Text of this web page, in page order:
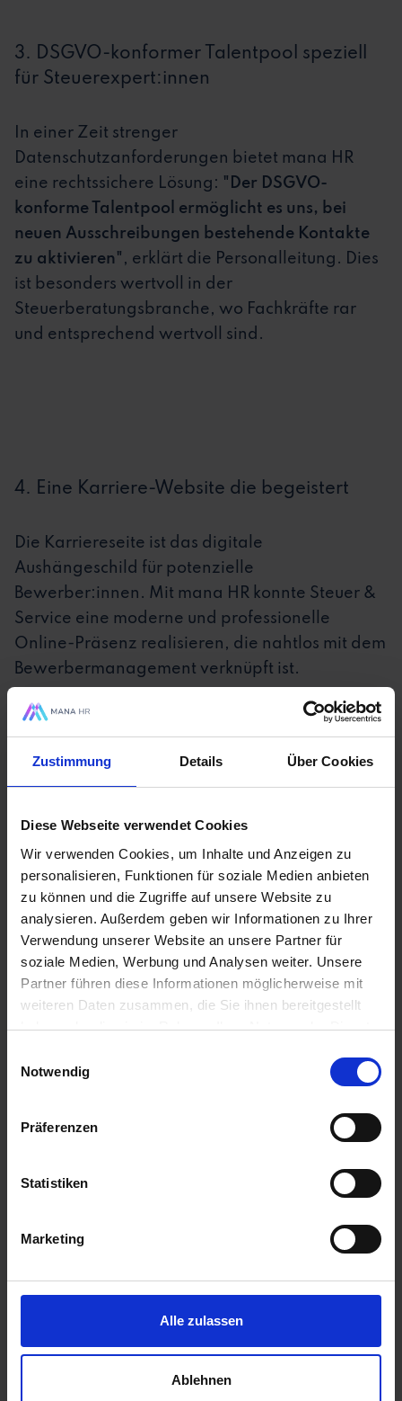
Zustimmung Details Über Cookies
Diese Webseite verwendet Cookies
Wir verwenden Cookies, um Inhalte und Anzeigen zu
personalisieren, Funktionen für soziale Medien anbieten
zu können und die Zugriffe auf unsere Website zu
analysieren. Außerdem geben wir Informationen zu Ihrer
Verwendung unserer Website an unsere Partner für
soziale Medien, Werbung und Analysen weiter. Unsere
Partner führen diese Informationen möglicherweise mit
weiteren Daten zusammen, die Sie ihnen bereitgestellt
haben oder die sie im Rahmen Ihrer Nutzung der Dienste
Notwendig
Präferenzen
Statistiken
Marketing
Alle zulassen
Ablehnen
3. DSGVO-konformer Talentpool speziell
für Steuerexpert:innen
In einer Zeit strenger
Datenschutzanforderungen bietet mana HR
eine rechtssichere Lösung: "Der DSGVO-
konforme Talentpool ermöglicht es uns, bei
neuen Ausschreibungen bestehende Kontakte
zu aktivieren" , erklärt die Personalleitung. Dies
ist besonders wertvoll in der
Steuerberatungsbranche, wo Fachkräfte rar
und entsprechend wertvoll sind.
4. Eine Karriere-Website die begeistert
Die Karriereseite ist das digitale
Aushängeschild für potenzielle
Bewerber:innen. Mit mana HR konnte Steuer &
Service eine moderne und professionelle
Online-Präsenz realisieren, die nahtlos mit dem
Bewerbermanagement verknüpft ist.
Ergebnisse der Digitalisierung im
Recruiting
Die Einführung von mana HR hat für die Wiener
Steuerberatungskanzlei messbare
Verbesserungen gebracht:
Aufbau einer
professionellen Karriereseite
Steuerberatungsbranche positioniert
Etablierung eines
DSGVO-konformen
Ausschreibungen bestehende Kontakte
Vorlagensätzefür
die saisonale
, die den
Steuerberatung berücksichtigen
Fachabteilungendurch intuitive Workflows
ohne zusätzliche Login-Barrieren
Möglichkeit zur zukünftigen Erweiterung
um einstrukturiertes Onboarding-Tool für